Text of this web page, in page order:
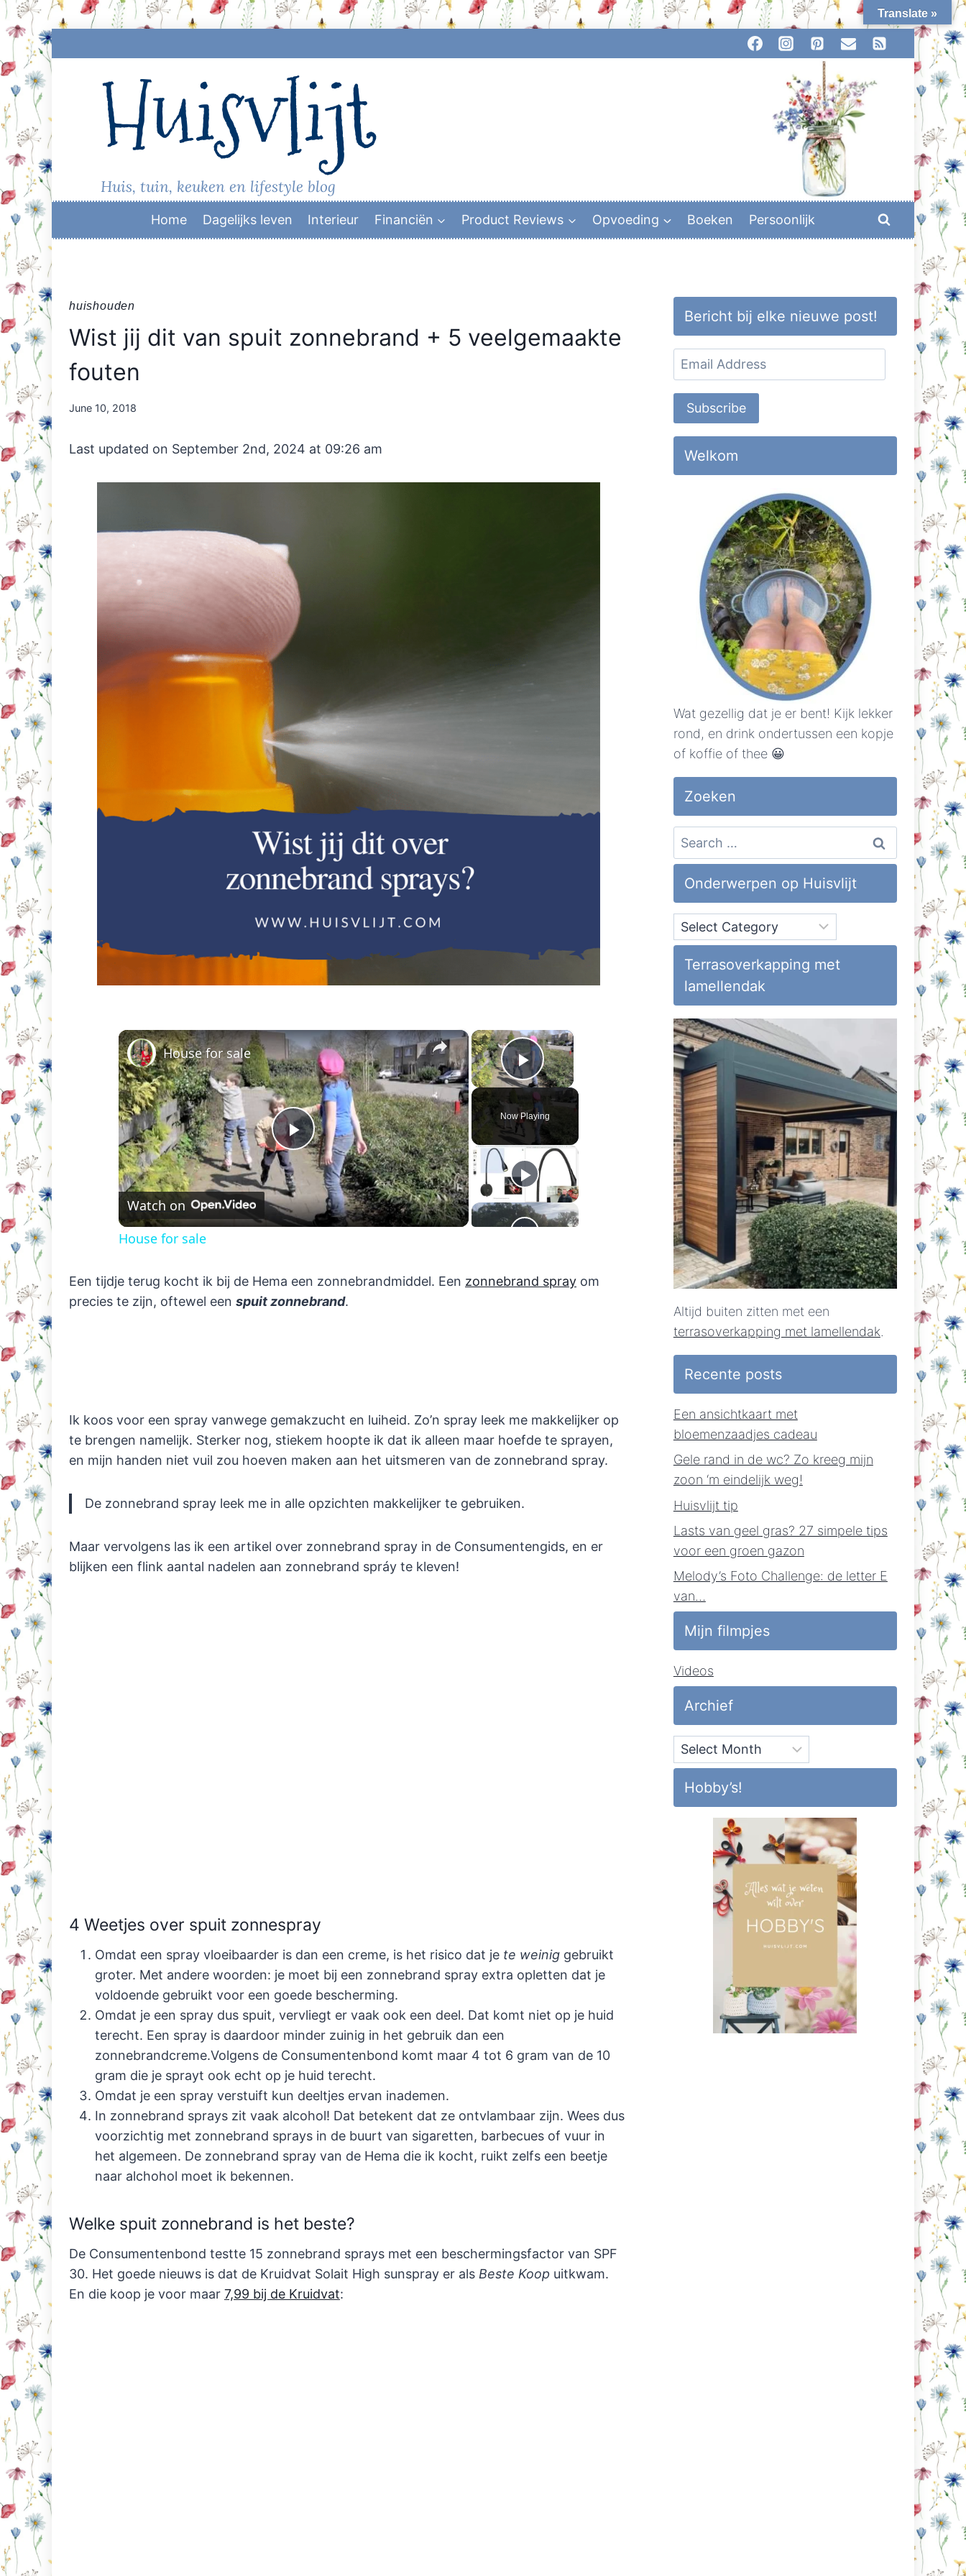
Skip
to
Huisvlijt
Huis, tuin, keuken en lifestyle blog
Home Dagelijks leven Interieur Financiën Product Reviews Opvoeding Boeken Persoonlijk
huishouden
Wist jij dit van spuit zonnebrand + 5 veelgemaakte
fouten
By
June 10, 2018
Last updated on September 2nd, 2024 at 09:26 am
×
Play Video
Now Playing
×
Play
Video
House for sale
Watch on
House for sale
Een tijdje terug kocht ik bij de Hema een zonnebrandmiddel. Een zonnebrand spray om
precies te zijn, oftewel een spuit zonnebrand.
Ik koos voor een spray vanwege gemakzucht en luiheid. Zo’n spray leek me makkelijker op
te brengen namelijk. Sterker nog, stiekem hoopte ik dat ik alleen maar hoefde te sprayen,
en mijn handen niet vuil zou hoeven maken aan het uitsmeren van de zonnebrand spray.
De zonnebrand spray leek me in alle opzichten makkelijker te gebruiken.
Maar vervolgens las ik een artikel over zonnebrand spray in de Consumentengids, en er
blijken een flink aantal nadelen aan zonnebrand spráy te kleven!
4 Weetjes over spuit zonnespray
Omdat een spray vloeibaarder is dan een creme, is het risico dat je te weinig gebruikt
groter. Met andere woorden: je moet bij een zonnebrand spray extra opletten dat je
voldoende gebruikt voor een goede bescherming.
Omdat je een spray dus spuit, vervliegt er vaak ook een deel. Dat komt niet op je huid
terecht. Een spray is daardoor minder zuinig in het gebruik dan een
zonnebrandcreme.Volgens de Consumentenbond komt maar 4 tot 6 gram van de 10
gram die je sprayt ook echt op je huid terecht.
Omdat je een spray verstuift kun deeltjes ervan inademen.
In zonnebrand sprays zit vaak alcohol! Dat betekent dat ze ontvlambaar zijn. Wees dus
voorzichtig met zonnebrand sprays in de buurt van sigaretten, barbecues of vuur in
het algemeen. De zonnebrand spray van de Hema die ik kocht, ruikt zelfs een beetje
naar alchohol moet ik bekennen.
Welke spuit zonnebrand is het beste?
De Consumentenbond testte 15 zonnebrand sprays met een beschermingsfactor van SPF
30. Het goede nieuws is dat de Kruidvat Solait High sunspray er als Beste Koop uitkwam.
En die koop je voor maar 7,99 bij de Kruidvat:
Bericht bij elke nieuwe post!
Email
Address
Subscribe
Welkom
Wat gezellig dat je er bent! Kijk lekker
rond, en drink ondertussen een kopje
of koffie of thee 😀
Zoeken
Search
for:
Onderwerpen op Huisvlijt
Onderwerpen
op
Huisvlijt
Terrasoverkapping met
lamellendak
Altijd buiten zitten met een
terrasoverkapping met lamellendak.
Recente posts
Een ansichtkaart met
bloemenzaadjes cadeau
Gele rand in de wc? Zo kreeg mijn
zoon ‘m eindelijk weg!
Huisvlijt tip
Lasts van geel gras? 27 simpele tips
voor een groen gazon
Melody’s Foto Challenge: de letter E
van…
Mijn filmpjes
Videos
Archief
Archief
Hobby’s!
Translate »